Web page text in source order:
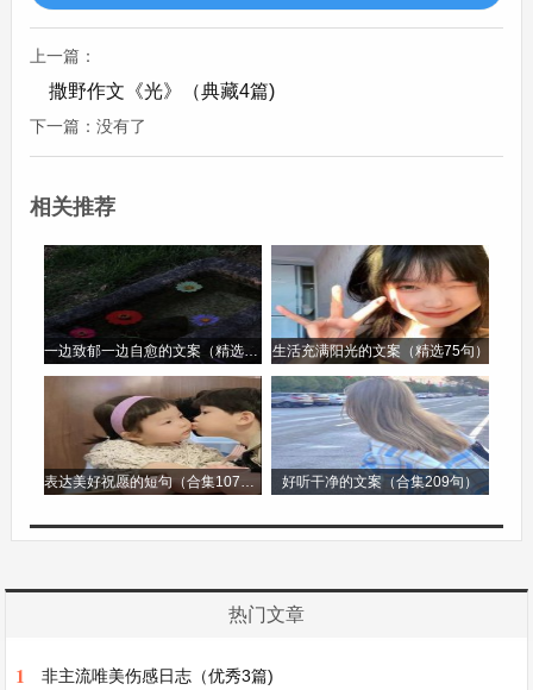
我们每天一起上学。在路上，我们会聊很多有趣的
事情，比如路边的小花是什么颜色的，树上的小鸟
在唱什么歌。到了学校，课间休息的时候，我们也
总是在一起玩。我们最喜欢玩的游戏就是跳绳，小
明跳得可快了，我总是数不过来他跳了多少下。
有一次，我不小心在操场上摔倒了，膝盖擦破了
皮，疼得我眼泪都快出来了。小明看到后，急忙跑
过来，把我扶到医务室。医生给我处理伤口的时
候，他一直在旁边安慰我，告诉我不要害怕，还说
男孩子要勇敢。从那以后，我就知道他是一个很善
良、很关心朋友的人。
我的好朋友小明还很聪明呢。在学习上，他总是能
题，他都会耐心地给我讲解，直到我听懂为止。我
相帮助。
上一篇：
撒野作文《光》（典藏4篇)
下一篇：没有了
相关推荐
一边致郁一边自愈的文案（精选96句） 生活充满阳光的文案（精选75句）
表达美好祝愿的短句（合集107句） 好听干净的文案（合集209句）
热门文章
1 非主流唯美伤感日志（优秀3篇)